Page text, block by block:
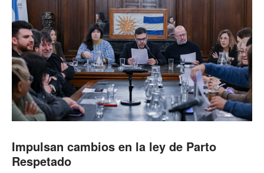
Impulsan cambios en la ley de Parto
Respetado